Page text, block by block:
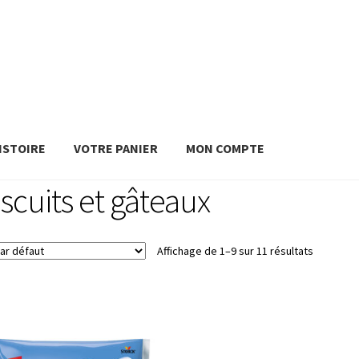
VOTRE PANIER MON COMPTE
et gâteaux
Affichage de 1–9 sur 11 résultats